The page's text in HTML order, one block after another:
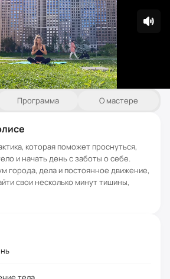
Программа О мастере
которая поможет проснуться,
и начать день с заботы о себе.
города, дела и постоянное движение,
свои несколько минут тишины,
пространства.
минут в день уже помогают
возвращаться к себе. Со временем
это приятное ощущение после